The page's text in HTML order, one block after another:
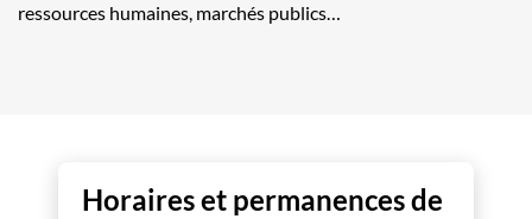
ressources humaines, marchés publics…
Horaires et permanences de